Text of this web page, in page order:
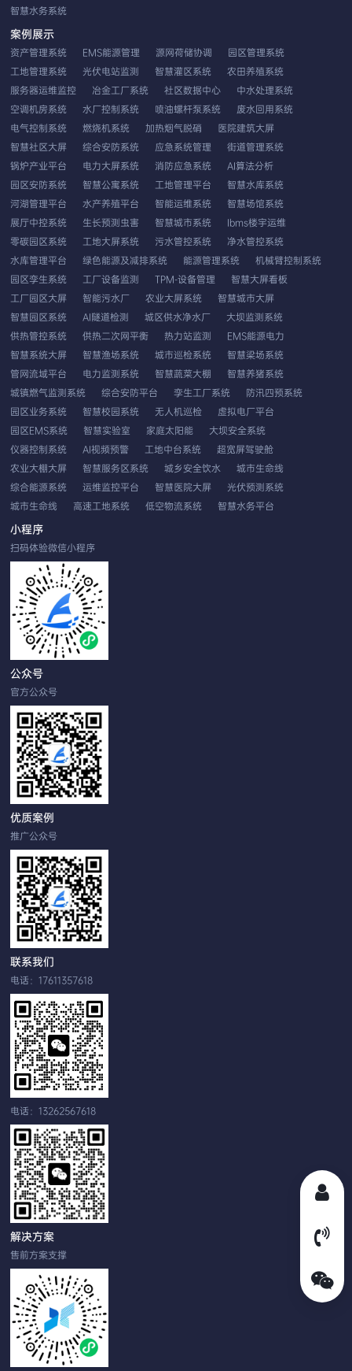
智慧水务系统
案例展示
资产管理系统 EMS能源管理 源网荷储协调
园区管理系统
工地管理系统
光伏电站监测 智慧灌区系统
农田养殖系统
服务器运维监控
冶金工厂系统 社区数据中心
中水处理系统
空调机房系统
水厂控制系统 喷油螺杆泵系统
废水回用系统
电气控制系统
燃烧机系统 加热烟气脱硝
医院建筑大屏
智慧社区大屏
综合安防系统 应急系统管理
街道管理系统
锅炉产业平台
电力大屏系统 消防应急系统
AI算法分析
园区安防系统
智慧公寓系统 工地管理平台
智慧水库系统
河湖管理平台
水产养殖平台 智能运维系统
智慧场馆系统
展厅中控系统
生长预测虫害 智慧城市系统
Ibms楼宇运维
零碳园区系统
工地大屏系统 污水管控系统
净水管控系统
水库管理平台
绿色能源及减排系统 能源管理系统
机械臂控制系统
园区孪生系统
工厂设备监测 TPM-设备管理
智慧大屏看板
工厂园区大屏
智能污水厂 农业大屏系统
智慧城市大屏
智慧园区系统
AI隧道检测 城区供水净水厂
大坝监测系统
供热管控系统
供热二次网平衡 热力站监测
EMS能源电力
智慧系统大屏
智慧渔场系统 城市巡检系统
智慧梁场系统
管网流域平台
电力监测系统 智慧蔬菜大棚
智慧养猪系统
城镇燃气监测系统
综合安防平台 孪生工厂系统
防汛四预系统
园区业务系统
智慧校园系统 无人机巡检
虚拟电厂平台
园区EMS系统
智慧实验室 家庭太阳能
大坝安全系统
仪器控制系统
AI视频预警 工地中台系统
超宽屏驾驶舱
农业大棚大屏
智慧服务区系统 城乡安全饮水
城市生命线
综合能源系统
运维监控平台 智慧医院大屏
光伏预测系统
城市生命线
高速工地系统 低空物流系统
智慧水务平台
EMS智慧云平台
无人机车载巡检
工业视觉分析
小程序
扫码体验微信小程序
公众号
官方公众号
优质案例
推广公众号
联系我们
电话：17611357618
电话：13262567618
解决方案
售前方案支撑